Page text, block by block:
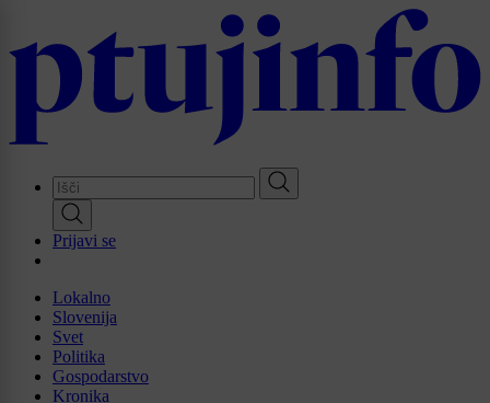
main
Prijavi se
Lokalno
Slovenija
Svet
Politika
Gospodarstvo
Kronika